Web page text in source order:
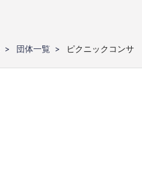
団体一覧
ピクニックコンサ